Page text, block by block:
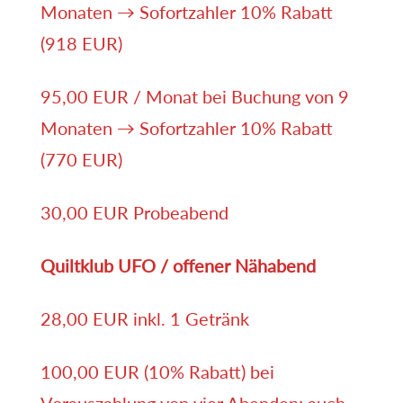
Monaten → Sofortzahler 10% Rabatt
(918 EUR)
95,00 EUR / Monat bei Buchung von 9
Monaten → Sofortzahler 10% Rabatt
(770 EUR)
30,00 EUR Probeabend
Quiltklub UFO / offener Nähabend
28,00 EUR inkl. 1 Getränk
100,00 EUR (10% Rabatt) bei